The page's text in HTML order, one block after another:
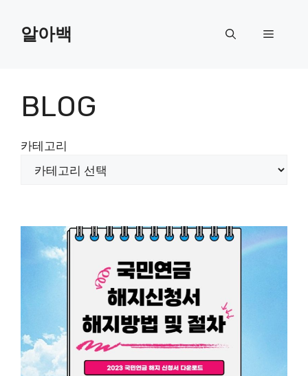
content알아백 Menu
BLOG
카테고리